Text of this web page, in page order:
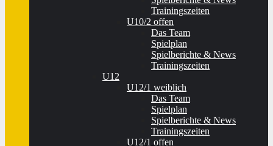
Trainingszeiten
U10/2 offen
Das Team
Spielplan
Spielberichte & News
Trainingszeiten
U12
U12/1 weiblich
Das Team
Spielplan
Spielberichte & News
Trainingszeiten
U12/1 offen